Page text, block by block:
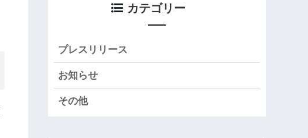
カテゴリー
プレスリリース
お知らせ
その他